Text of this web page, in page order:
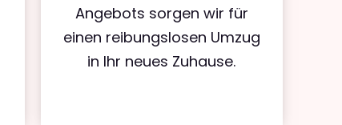
Angebots sorgen wir für
einen reibungslosen Umzug
in Ihr neues Zuhause.